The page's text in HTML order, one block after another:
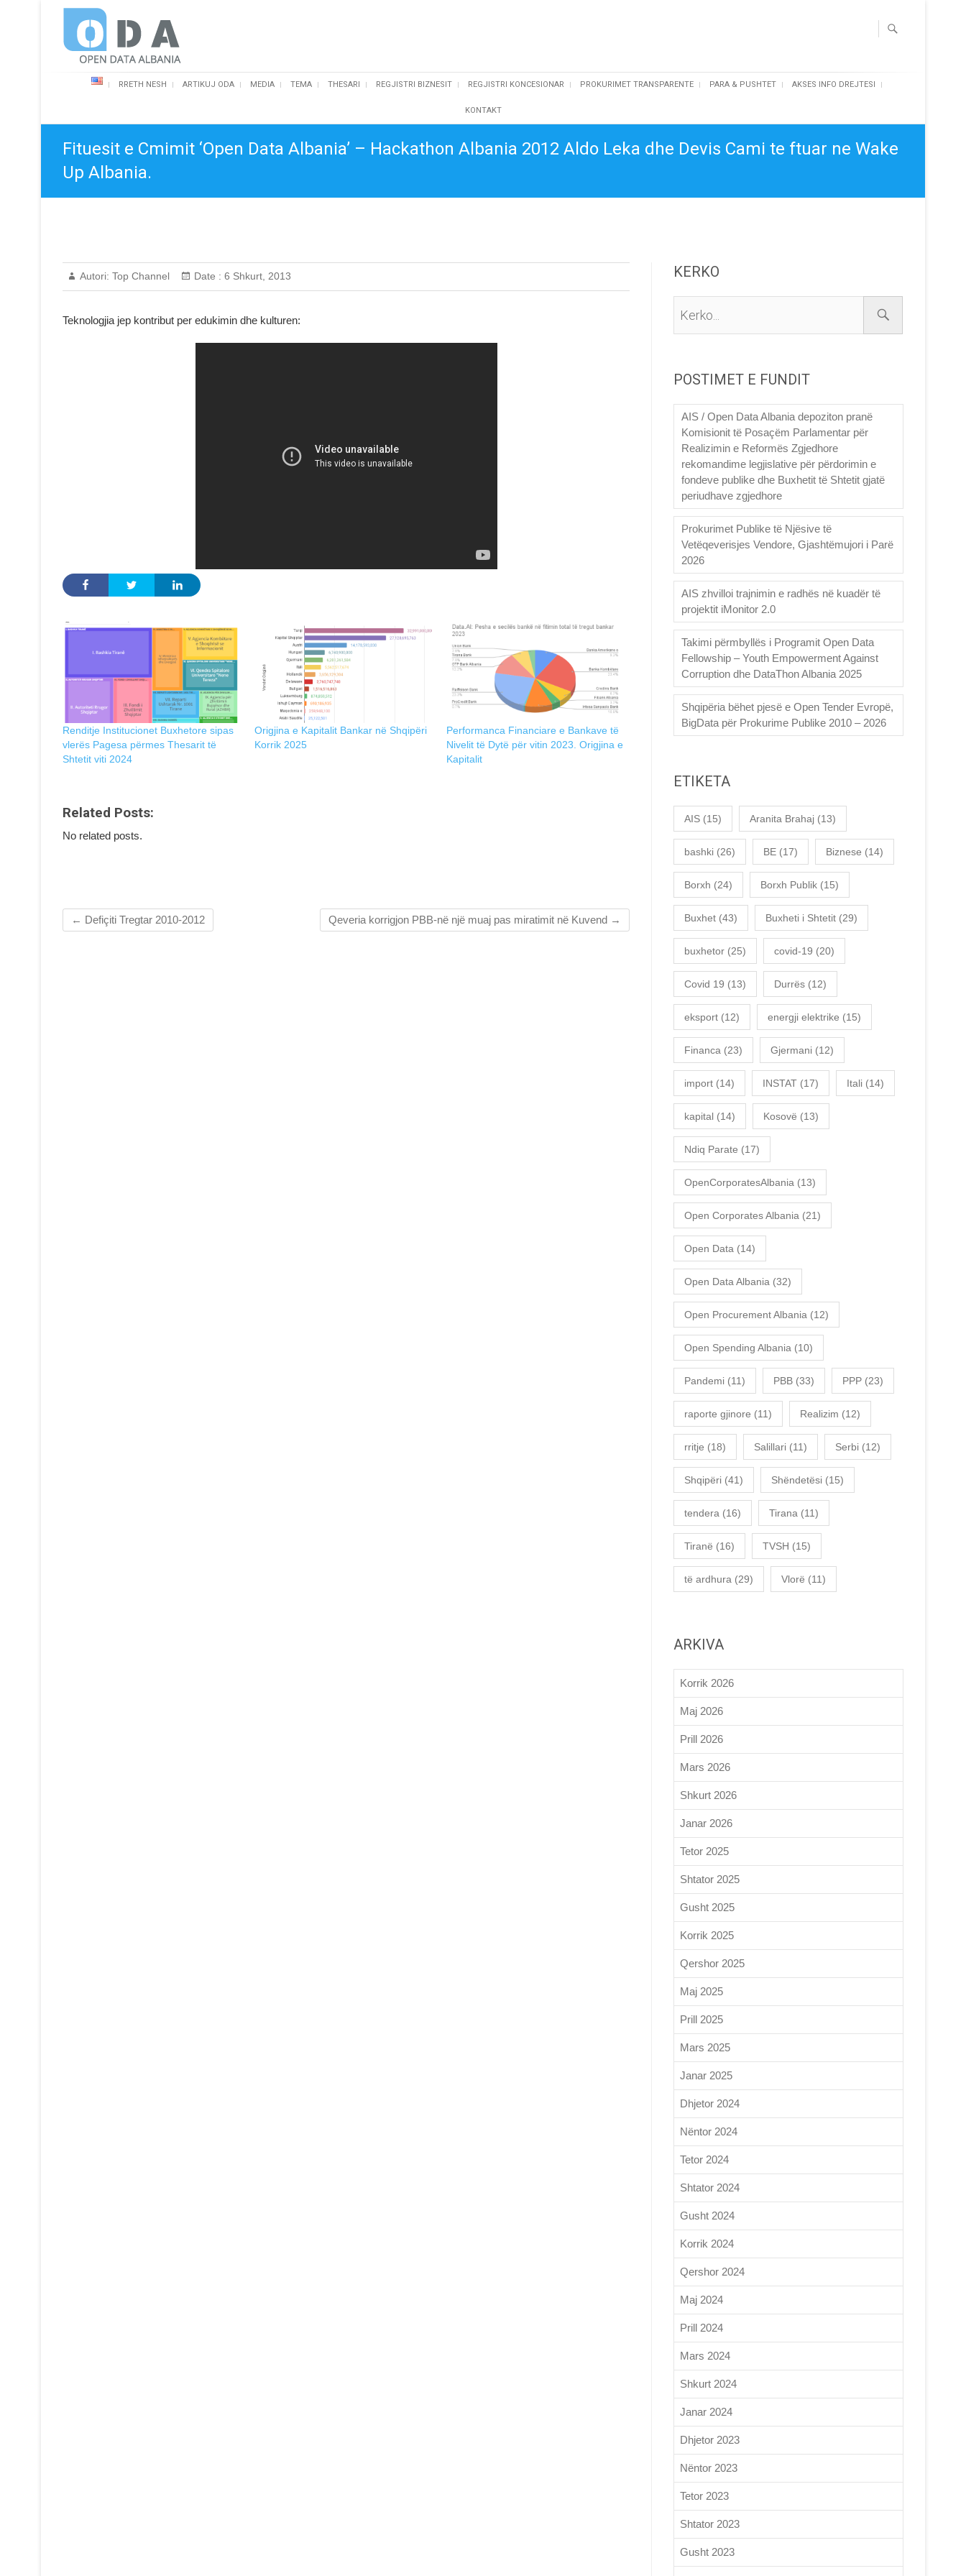
Open Data Albania
RRETH NESH ARTIKUJ ODA MEDIA TEMA THESARI REGJISTRI BIZNESIT REGJISTRI KONCESIONAR PROKURIMET TRANSPARENTE PARA & PUSHTET AKSES INFO DREJTESI
KONTAKT
Fituesit e Cmimit ‘Open Data Albania’ – Hackathon Albania 2012 Aldo Leka dhe Devis Cami te ftuar ne Wake
Up Albania.
Autori: Top Channel Date : 6 Shkurt, 2013
Teknologjia jep kontribut per edukimin dhe kulturen:
Renditje Institucionet Buxhetore sipas
vlerës Pagesa përmes Thesarit të
Shtetit viti 2024
Origjina e Kapitalit Bankar në Shqipëri
Korrik 2025
Performanca Financiare e Bankave të
Nivelit të Dytë për vitin 2023. Origjina e
Kapitalit
Related Posts:
No related posts.
← Defiçiti Tregtar 2010-2012 Qeveria korrigjon PBB-në një muaj pas miratimit në Kuvend →
KERKO
POSTIMET E FUNDIT
AIS / Open Data Albania depoziton pranë
Komisionit të Posaçëm Parlamentar për
Realizimin e Reformës Zgjedhore
rekomandime legjislative për përdorimin e
fondeve publike dhe Buxhetit të Shtetit gjatë
periudhave zgjedhore
Prokurimet Publike të Njësive të
Vetëqeverisjes Vendore, Gjashtëmujori i Parë
2026
AIS zhvilloi trajnimin e radhës në kuadër të
projektit iMonitor 2.0
Takimi përmbyllës i Programit Open Data
Fellowship – Youth Empowerment Against
Corruption dhe DataThon Albania 2025
Shqipëria bëhet pjesë e Open Tender Evropë,
BigData për Prokurime Publike 2010 – 2026
ETIKETA
AIS (15) Aranita Brahaj (13)
bashki (26) BE (17) Biznese (14)
Borxh (24) Borxh Publik (15)
Buxhet (43) Buxheti i Shtetit (29)
buxhetor (25) covid-19 (20)
Covid 19 (13) Durrës (12)
eksport (12) energji elektrike (15)
Financa (23) Gjermani (12)
import (14) INSTAT (17) Itali (14)
kapital (14) Kosovë (13)
Ndiq Parate (17)
OpenCorporatesAlbania (13)
Open Corporates Albania (21)
Open Data (14)
Open Data Albania (32)
Open Procurement Albania (12)
Open Spending Albania (10)
Pandemi (11) PBB (33) PPP (23)
raporte gjinore (11) Realizim (12)
rritje (18) Salillari (11) Serbi (12)
Shqipëri (41) Shëndetësi (15)
tendera (16) Tirana (11)
Tiranë (16) TVSH (15)
të ardhura (29) Vlorë (11)
ARKIVA
Korrik 2026
Maj 2026
Prill 2026
Mars 2026
Shkurt 2026
Janar 2026
Tetor 2025
Shtator 2025
Gusht 2025
Korrik 2025
Qershor 2025
Maj 2025
Prill 2025
Mars 2025
Janar 2025
Dhjetor 2024
Nëntor 2024
Tetor 2024
Shtator 2024
Gusht 2024
Korrik 2024
Qershor 2024
Maj 2024
Prill 2024
Mars 2024
Shkurt 2024
Janar 2024
Dhjetor 2023
Nëntor 2023
Tetor 2023
Shtator 2023
Gusht 2023